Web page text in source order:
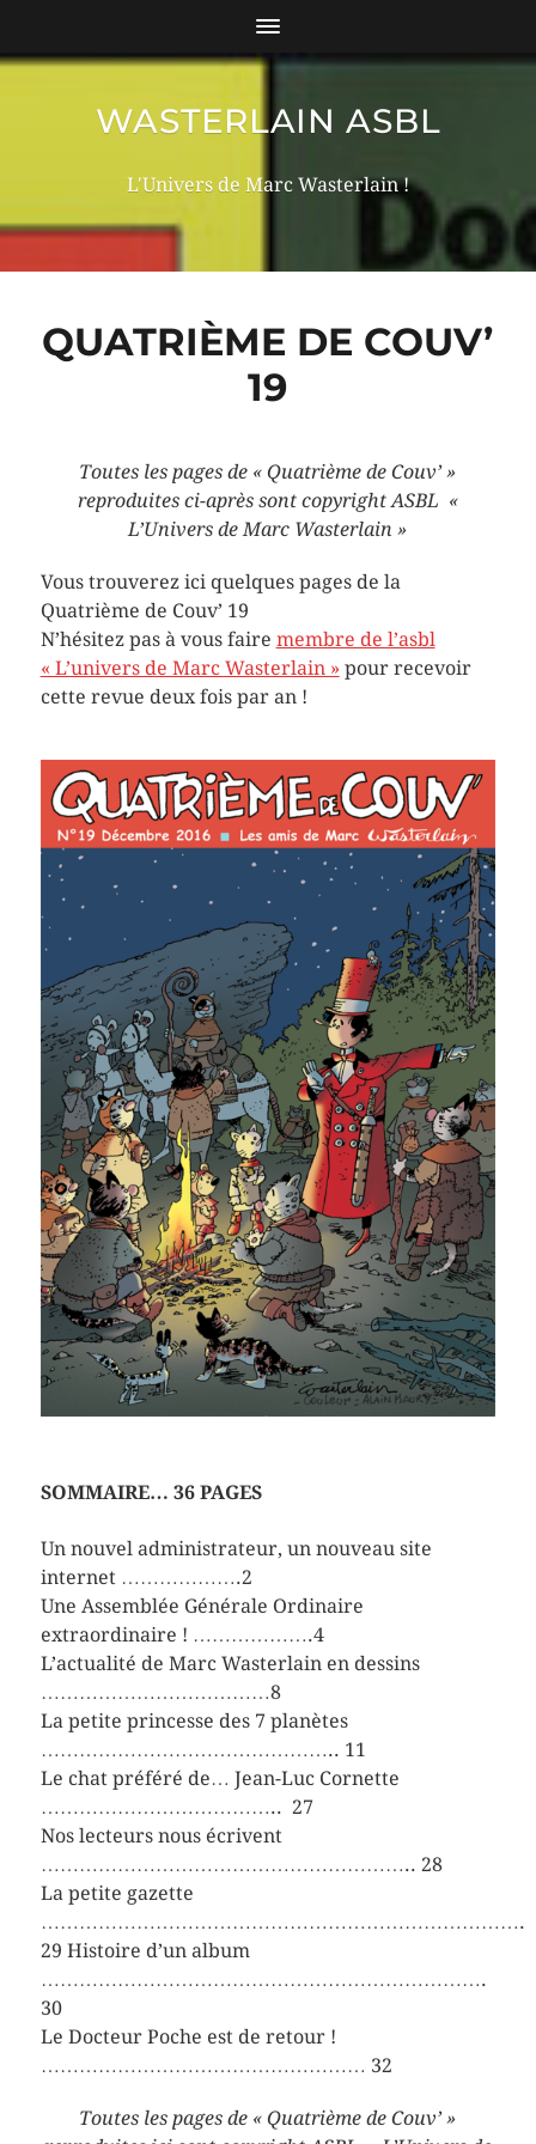
WASTERLAIN ASBL
L'Univers de Marc Wasterlain !
QUATRIÈME DE COUV’
19
Toutes les pages de « Quatrième de Couv’ »
reproduites ci-après sont copyright ASBL «
L’Univers de Marc Wasterlain»
Vous trouverez ici quelques pages de la
Quatrième de Couv’ 19
N’hésitez pas à vous faire membre de l’asbl
« L’univers de Marc Wasterlain »pour recevoir
cette revue deux fois par an !
SOMMAIRE… 36 PAGES
Un nouvel administrateur, un nouveau site
internet ……………….2
Une Assemblée Générale Ordinaire
extraordinaire ! ……………….4
L’actualité de Marc Wasterlain en dessins
………………………………8
La petite princesse des 7 planètes
……………………………………….. 11
Le chat préféré de… Jean-Luc Cornette
……………………………….. 27
Nos lecteurs nous écrivent
………………………………………………….. 28
La petite gazette
………………………………………………………………….
29 Histoire d’un album
…………………………………………………………….
30
Le Docteur Poche est de retour !
…………………………………………… 32
Toutes les pages de « Quatrième de Couv’ »